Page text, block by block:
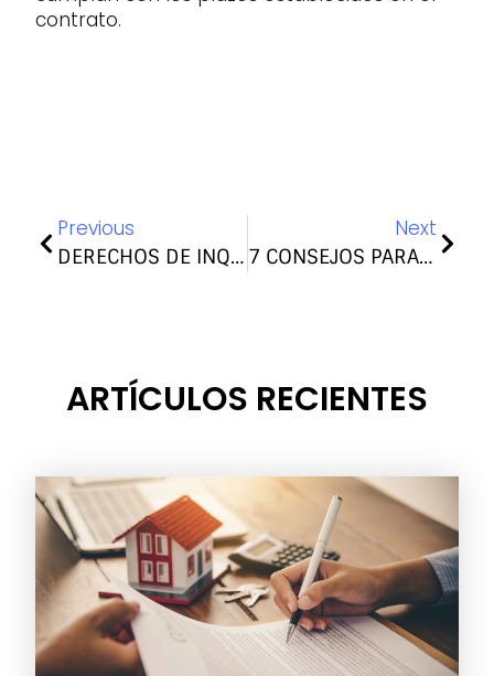
contrato.
Previous
DERECHOS DE INQUILINOS EN ALQUILER SIN CONTRATO: ¿POR QUÉ ES MEJOR UN ALQUILER CON CONTRATO?
Next
7 CONSEJOS PARA EL ALQUILER DE PROPIEDADES CON ÉXITO
ARTÍCULOS RECIENTES